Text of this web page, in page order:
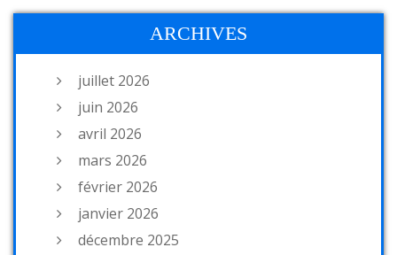
ARCHIVES
juillet 2026
juin 2026
avril 2026
mars 2026
février 2026
janvier 2026
décembre 2025